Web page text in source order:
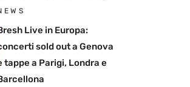
Live in Europa:
sold out a Genova
tappe a Parigi, Londra e